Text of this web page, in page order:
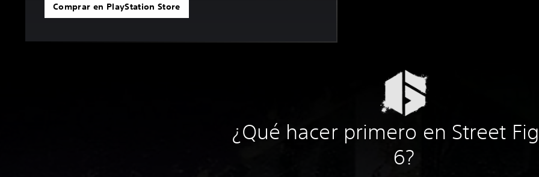
Comprar en PlayStation Store
¿Qué hacer primero en Street
6?